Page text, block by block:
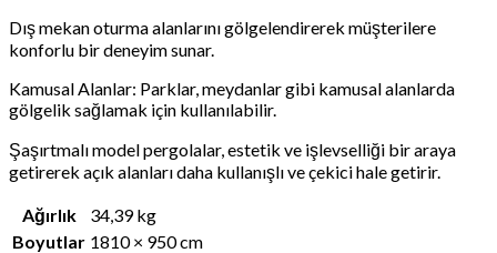
Dış mekan oturma alanlarını gölgelendirerek müşterilere
konforlu bir deneyim sunar.
Kamusal Alanlar: Parklar, meydanlar gibi kamusal alanlarda
gölgelik sağlamak için kullanılabilir.
Şaşırtmalı model pergolalar, estetik ve işlevselliği bir araya
getirerek açık alanları daha kullanışlı ve çekici hale getirir.
Ağırlık
34,39 kg
Boyutlar 1810 × 950 cm